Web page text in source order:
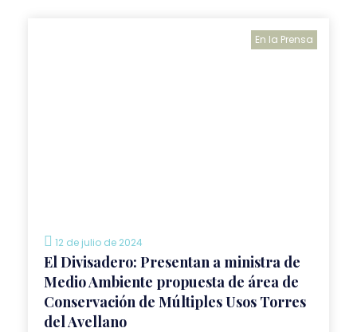
En la Prensa
12 de julio de 2024
El Divisadero: Presentan a ministra de
Medio Ambiente propuesta de área de
Conservación de Múltiples Usos Torres
del Avellano